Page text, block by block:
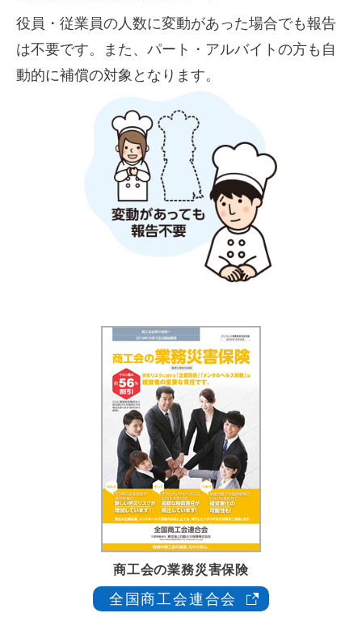
役員・従業員の人数に変動があった場合でも報告
は不要です。また、パート・アルバイトの方も自
動的に補償の対象となります。
商工会の業務災害保険
全国商工会連合会